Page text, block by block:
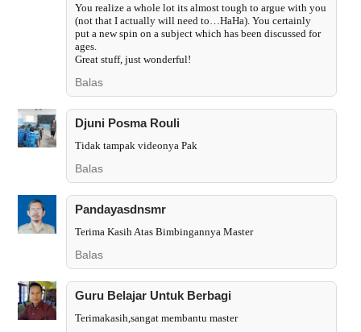
You realize a whole lot its almost tough to argue with you
(not that I actually will need to…HaHa). You certainly
put a new spin on a subject which has been discussed for
ages.
Great stuff, just wonderful!
Balas
Djuni Posma Rouli
Tidak tampak videonya Pak
Balas
Pandayasdnsmr
Terima Kasih Atas Bimbingannya Master
Balas
Guru Belajar Untuk Berbagi
Terimakasih,sangat membantu master